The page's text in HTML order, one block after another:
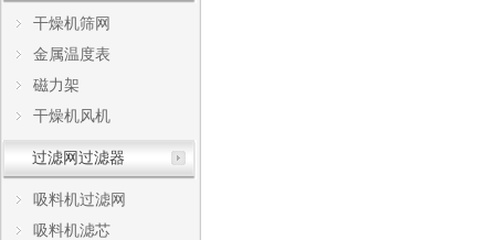
干燥机筛网
金属温度表
磁力架
干燥机风机
过滤网过滤器
吸料机过滤网
吸料机滤芯